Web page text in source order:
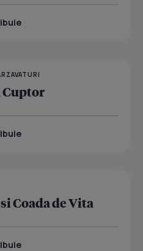
Cuptor
Coada de Vita